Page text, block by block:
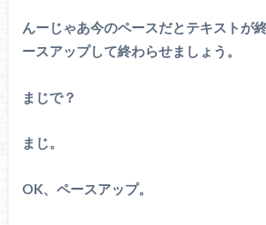
んーじゃあ今のペースだとテキストが
ースアップして終わらせましょう。
まじで？
まじ。
OK、ペースアップ。